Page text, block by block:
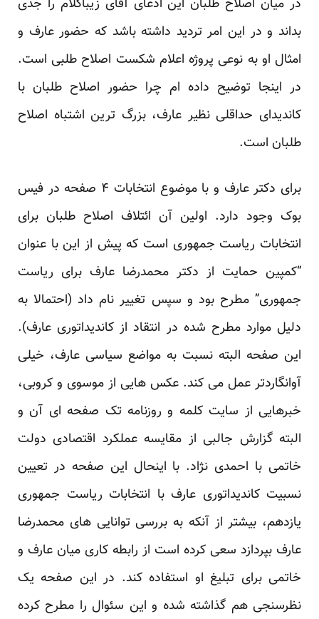
در میان اصلاح طلبان این ادعای آقای زیباکلام را جدی
بداند و در این امر تردید داشته باشد که حضور عارف و
امثال او به نوعی پروژه اعلام شکست اصلاح طلبی است.
در اینجا توضیح داده ام چرا حضور اصلاح طلبان با
کاندیدای حداقلی نظیر عارف، بزرگ ترین اشتباه اصلاح
طلبان است.
برای دکتر عارف و با موضوع انتخابات ۴ صفحه در فیس
بوک وجود دارد. اولین آن ائتلاف اصلاح طلبان برای
انتخابات ریاست جمهوری است که پیش از این با عنوان
“کمپین حمایت از دکتر محمدرضا عارف برای ریاست
جمهوری” مطرح بود و سپس تغییر نام داد (احتمالا به
دلیل موارد مطرح شده در انتقاد از کاندیداتوری عارف).
این صفحه البته نسبت به مواضع سیاسی عارف، خیلی
آوانگاردتر عمل می کند. عکس هایی از موسوی و کروبی،
خبرهایی از سایت کلمه و روزنامه تک صفحه ای آن و
البته گزارش جالبی از مقایسه عملکرد اقتصادی دولت
خاتمی با احمدی نژاد. با اینحال این صفحه در تعیین
نسبیت کاندیداتوری عارف با انتخابات ریاست جمهوری
یازدهم، بیشتر از آنکه به بررسی توانایی های محمدرضا
عارف بپردازد سعی کرده است از رابطه کاری میان عارف و
خاتمی برای تبلیغ او استفاده کند. در این صفحه یک
نظرسنجی هم گذاشته شده و این سئوال را مطرح کرده